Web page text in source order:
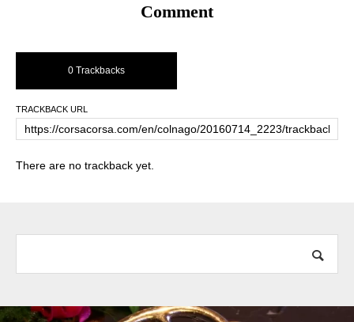
Comment
0 Trackbacks
TRACKBACK URL
There are no trackback yet.